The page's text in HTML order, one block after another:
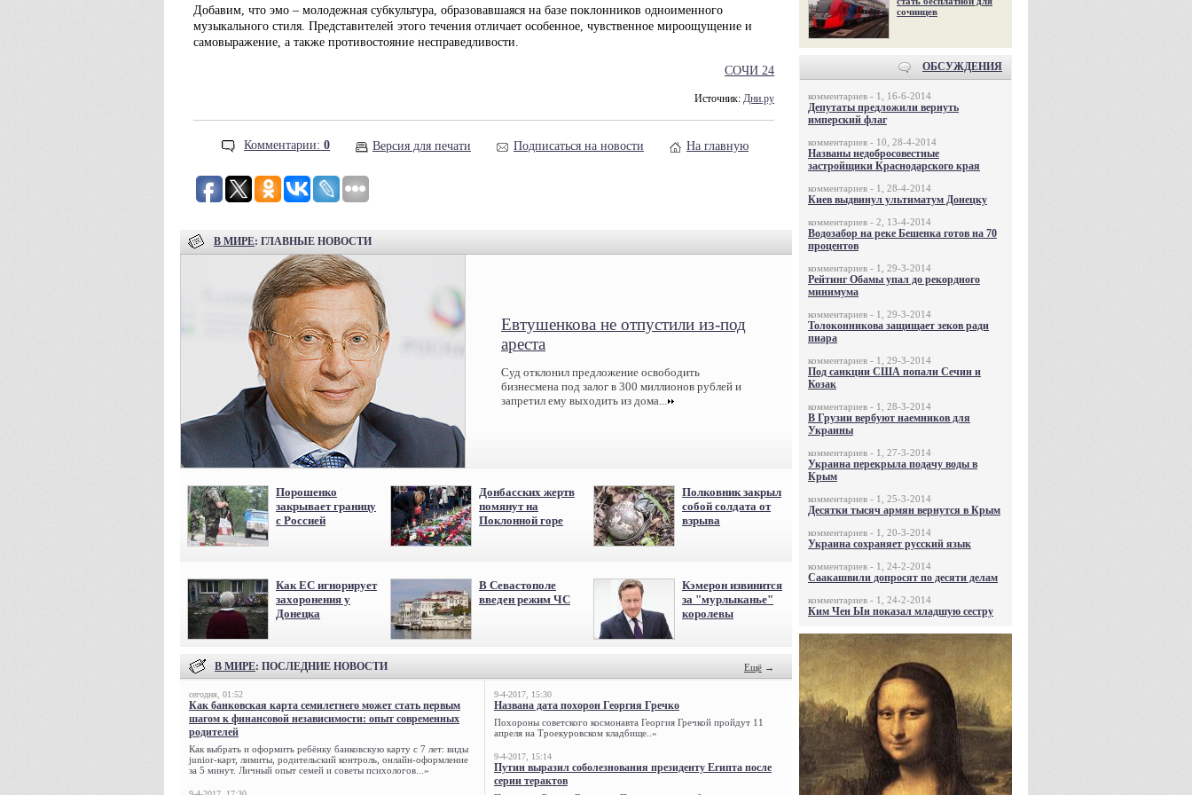
Добавим, что эмо – молодежная субкультура, образовавшаяся на базе поклонников одноименного
музыкального стиля. Представителей этого течения отличает особенное, чувственное мироощущение и
самовыражение, а также противостояние несправедливости.
СОЧИ 24
Источник: Дни.ру
Комментарии: 0 Версия для печати Подписаться на новости На главную
В МИРЕ: ГЛАВНЫЕ НОВОСТИ
Евтушенкова не отпустили из-под
ареста
Суд отклонил предложение освободить
бизнесмена под залог в 300 миллионов рублей и
запретил ему выходить из дома...
Порошенко
закрывает границу
с Россией
Донбасских жертв
помянут на
Поклонной горе
Полковник закрыл
собой солдата от
взрыва
Как ЕС игнорирует
захоронения у
Донецка
В Севастополе
введен режим ЧС
Кэмерон извинится
за "мурлыканье"
королевы
В МИРЕ: ПОСЛЕДНИЕ НОВОСТИ Ещё →
сегодня, 01:52
Как банковская карта семилетнего может стать первым
шагом к финансовой независимости: опыт современных
родителей
Как выбрать и оформить ребёнку банковскую карту с 7 лет: виды
junior-карт, лимиты, родительский контроль, онлайн-оформление
за 5 минут. Личный опыт семей и советы психологов...»
9-4-2017, 15:30
Названа дата похорон Георгия Гречко
Похороны советского космонавта Георгия Гречкой пройдут 11
апреля на Троекуровском кладбище..»
9-4-2017, 15:14
Путин выразил соболезнования президенту Египта после
серии терактов
сочинцев
ОБСУЖДЕНИЯ
комментариев - 1, 16-6-2014
Депутаты предложили вернуть
имперский флаг
комментариев - 10, 28-4-2014
Названы недобросовестные
застройщики Краснодарского края
комментариев - 1, 28-4-2014
Киев выдвинул ультиматум Донецку
комментариев - 2, 13-4-2014
Водозабор на реке Бешенка готов на 70
процентов
комментариев - 1, 29-3-2014
Рейтинг Обамы упал до рекордного
минимума
комментариев - 1, 29-3-2014
Толоконникова защищает зеков ради
пиара
комментариев - 1, 29-3-2014
Под санкции США попали Сечин и
Козак
комментариев - 1, 28-3-2014
В Грузии вербуют наемников для
Украины
комментариев - 1, 27-3-2014
Украина перекрыла подачу воды в
Крым
комментариев - 1, 25-3-2014
Десятки тысяч армян вернутся в Крым
комментариев - 1, 20-3-2014
Украина сохраняет русский язык
комментариев - 1, 24-2-2014
Саакашвили допросят по десяти делам
комментариев - 1, 24-2-2014
Ким Чен Ын показал младшую сестру